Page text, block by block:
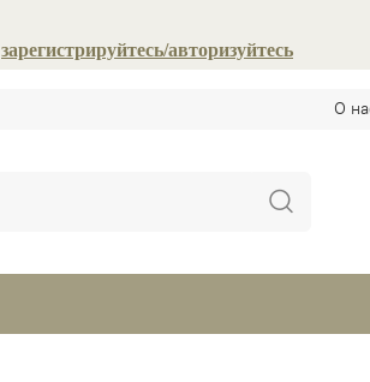
зарегистрируйтесь/авторизуйтесь
О